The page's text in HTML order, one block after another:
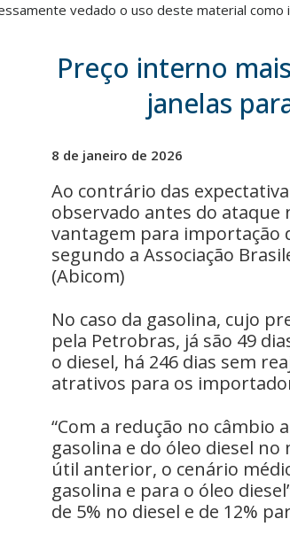
vedado o uso deste material
Preço interno
janelas
8 de janeiro de 2026
Ao contrário das
observado antes do ataque
vantagem para importação
segundo a Associação
(Abicom)
No caso da gasolina, cujo
pela Petrobras, já são 49
o diesel, há 246 dias sem
atrativos para os
“Com a redução no câmbio
gasolina e do óleo diesel
útil anterior, o cenário
gasolina e para o óleo
de 5% no diesel e de 12%